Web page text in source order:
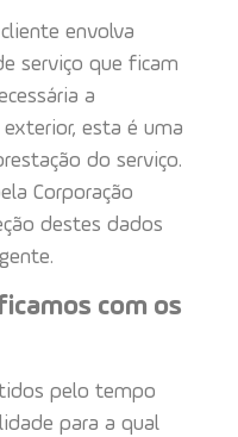
envolva
serviço que ficam
a
esta é uma
do serviço.
Corporação
destes dados
com os
pelo tempo
para a qual